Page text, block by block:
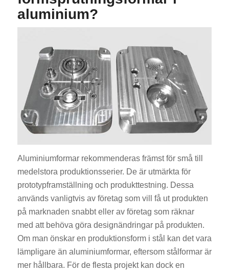
aluminium?
Aluminiumformar rekommenderas främst för små till
medelstora produktionsserier. De är utmärkta för
prototypframställning och produkttestning. Dessa
används vanligtvis av företag som vill få ut produkten
på marknaden snabbt eller av företag som räknar
med att behöva göra designändringar på produkten.
Om man önskar en produktionsform i stål kan det vara
lämpligare än aluminiumformar, eftersom stålformar är
mer hållbara. För de flesta projekt kan dock en